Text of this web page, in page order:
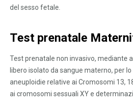
del sesso fetale.
Test prenatale
Test prenatale non invasivo, mediante
libero isolato da sangue materno, per
aneuploidie relative ai Cromosomi 13,
ai cromosomi sessuali XY e